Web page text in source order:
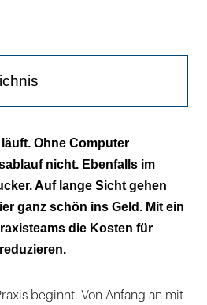
schlafen
Ohne Computer
nicht. Ebenfalls im
Auf lange Sicht gehen
ganz schön ins Geld. Mit ein
die Kosten für
beginnt. Von Anfang an mit